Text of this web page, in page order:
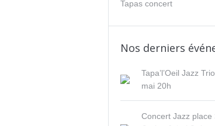
Tapas concert
Nos derniers
Tapa’l’Oeil Jazz
mai 20h
Concert Jazz place